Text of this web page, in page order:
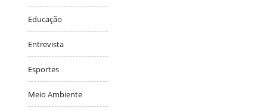
Educação
Entrevista
Esportes
Meio Ambiente